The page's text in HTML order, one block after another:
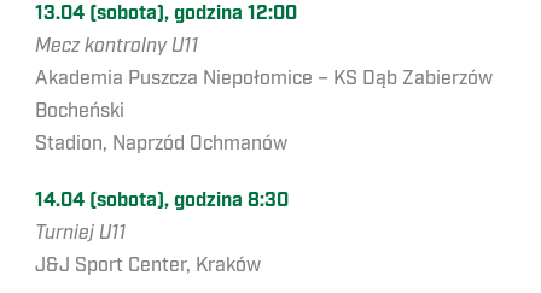
13.04 (sobota), godzina 12:00
Mecz kontrolny U11
Akademia Puszcza Niepołomice – KS Dąb Zabierzów
Bocheński
Stadion, Naprzód Ochmanów
14.04 (sobota), godzina 8:30
Turniej U11
J&J Sport Center, Kraków